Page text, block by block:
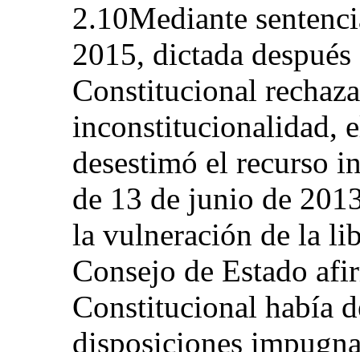
2.10Mediante
2015, dictada
Constitucional
inconstitucionalidad,
desestimó el recurso
de 13 de junio de
la vulneración de la
Consejo de Estado
Constitucional había
disposiciones